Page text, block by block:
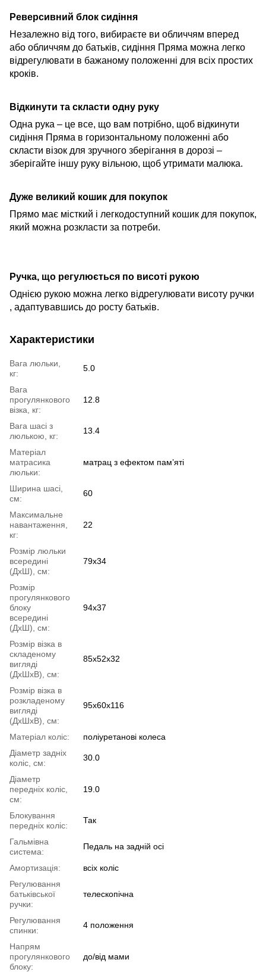
Реверсивний блок сидіння
Незалежно від того, вибираєте ви обличчям вперед
або обличчям до батьків, сидіння Пряма можна легко
відрегулювати в бажаному положенні для всіх простих
кроків.
Відкинути та скласти одну руку
Одна рука – це все, що вам потрібно, щоб відкинути
сидіння Пряма в горизонтальному положенні або
скласти візок для зручного зберігання в дорозі –
зберігайте іншу руку вільною, щоб утримати малюка.
Дуже великий кошик для покупок
Прямо має місткий і легкодоступний кошик для покупок,
який можна розкласти за потреби.
Ручка, що регулюється по висоті рукою
Однією рукою можна легко відрегулювати висоту ручки
, адаптувавшись до росту батьків.
Характеристики
Вага люльки,
кг:
5.0
Вага
прогулянкового
візка, кг:
12.8
Вага шасі з
люлькою, кг:
13.4
Матеріал
матрасика
люльки:
матрац з ефектом пам’яті
Ширина шасі,
см:
60
Максимальне
навантаження,
кг:
22
Розмір люльки
всередині
(ДхШ), см:
79x34
Розмір
прогулянкового
блоку
всередині
(ДхШ), см:
94x37
Розмір візка в
складеному
вигляді
(ДхШхВ), см:
85x52x32
Розмір візка в
розкладеному
вигляді
(ДхШхВ), см:
95x60x116
Матеріал коліс:
поліуретанові колеса
Діаметр задніх
коліс, см:
30.0
Діаметр
передніх коліс,
см:
19.0
Блокування
передніх коліс:
Так
Гальмівна
система:
Педаль на задній осі
Амортизація:
всіx коліс
Регулювання
батьківської
ручки:
телескопічна
Регулювання
спинки:
4 положення
Напрям
прогулянкового
блоку:
до/від мами